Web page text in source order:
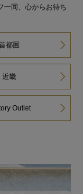
一同、心からお待ち
都圏
近畿
Outlet